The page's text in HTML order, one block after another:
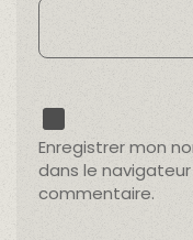
Enregistrer mon
dans le
commentaire.